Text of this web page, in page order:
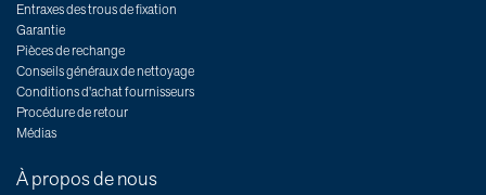
Entraxes des trous de fixation
Garantie
Pièces de rechange
Conseils généraux de nettoyage
Conditions d'achat fournisseurs
Procédure de retour
Médias
À propos de nous